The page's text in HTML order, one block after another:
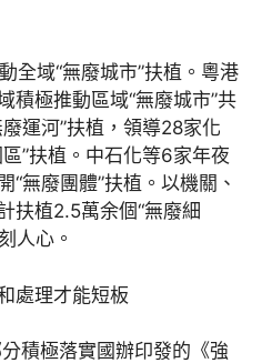
全域“無廢城市”扶植。粵港
積極推動區域“無廢城市”共
運河”扶植，領導28家化
”扶植。中石化等6家年夜
“無廢團體”扶植。以機關、
扶植2.5萬余個“無廢細
人心。
處理才能短板
積極落實國辦印發的《強